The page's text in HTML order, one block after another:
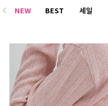
NEW BEST 세일